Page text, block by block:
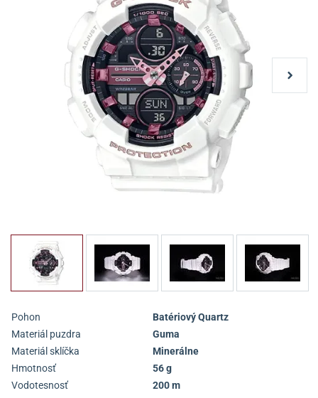
Pohon
Batériový Quartz
Materiál puzdra
Guma
Materiál sklíčka
Minerálne
Hmotnosť
56 g
Vodotesnosť
200 m